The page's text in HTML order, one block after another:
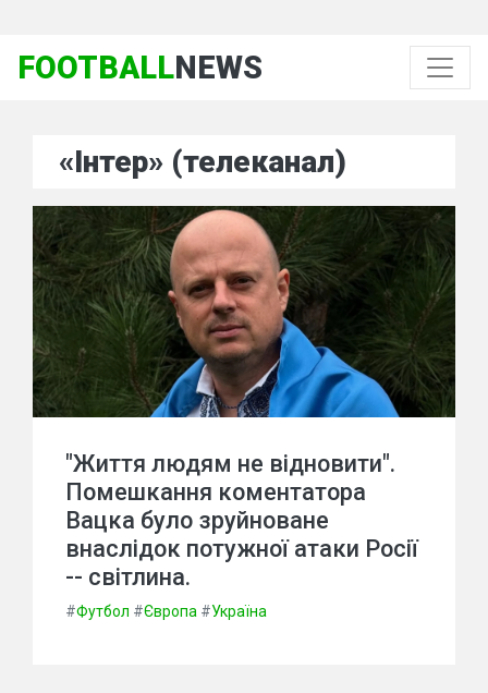
FOOTBALLNEWS
«Інтер» (телеканал)
"Життя людям не відновити".
Помешкання коментатора
Вацка було зруйноване
внаслідок потужної атаки Росії
-- світлина.
#Футбол #Європа #Україна